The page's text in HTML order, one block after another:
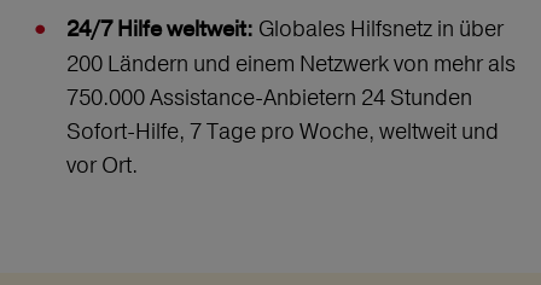
24/7 Hilfe weltweit: Globales Hilfsnetz in über
200 Ländern und einem Netzwerk von mehr als
750.000 Assistance-Anbietern 24 Stunden
Sofort-Hilfe, 7 Tage pro Woche, weltweit und
vor Ort.